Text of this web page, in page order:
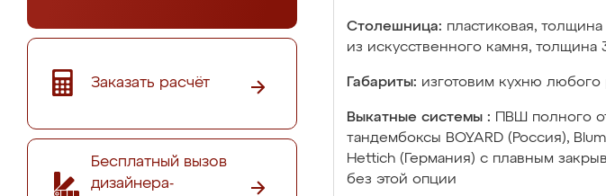
Заказать расчёт
Бесплатный вызов
дизайнера-
Столешница: пластиковая,
из искусственного камня, толщина
Габариты: изготовим кухню любого
Выкатные системы :
ПВШ полного
тандембоксы BOYARD (Россия),
Hettich (Германия) с плавным
без этой опции